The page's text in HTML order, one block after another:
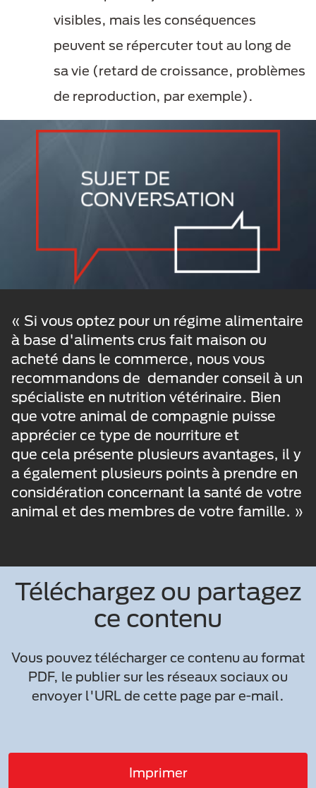
visibles, mais les conséquences
peuvent se répercuter tout au long de
sa vie (retard de croissance, problèmes
de reproduction, par exemple).
« Si vous optez pour un régime alimentaire
à base d'aliments crus fait maison ou
acheté dans le commerce, nous vous
recommandons de demander conseil à un
spécialiste en nutrition vétérinaire. Bien
que votre animal de compagnie puisse
apprécier ce type de nourriture et
que cela présente plusieurs avantages, il y
a également plusieurs points à prendre en
considération concernant la santé de votre
animal et des membres de votre famille. »
Téléchargez ou partagez
ce contenu
Vous pouvez télécharger ce contenu au format
PDF, le publier sur les réseaux sociaux ou
envoyer l'URL de cette page par e-mail.
Imprimer